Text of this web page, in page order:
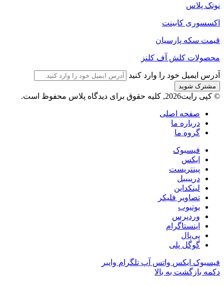
نوتک پلاس
اکسسوری کابینت
قیمت سکه پارسیان
محصولات کلش آف کلنز
آدرس ایمیل خود را وارد کنید
© کپی رایت2026, کلیه حقوق برای دیدگاه پلاس محفوظ است.
صفحه اصلی
درباره ما
گروه ما
فیسبوک
ایکس
پینتریست
دریبببل
لینکداین
تصاویر فلیکر
یوتیوب
وردپرس
اینستاگرام
پی‌پال
گوگل پلی
فیسبوک ایکس واتس آپ تلگرام وایبر
دکمه بازگشت به بالا